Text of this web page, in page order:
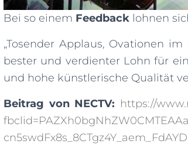
Bei so einem Feedback lohnen
„Tosender Applaus, Ovationen
bester und verdienter Lohn für
und hohe künstlerische Qualität
Beitrag von NECTV: https://